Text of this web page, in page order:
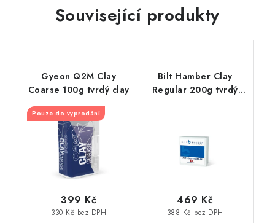
Související produkty
Gyeon Q2M Clay
Coarse 100g tvrdý clay
Pouze do vyprodání
330 Kč bez DPH
399 Kč
Bilt Hamber Clay
Regular 200g tvrdý
388 Kč bez DPH
469 Kč